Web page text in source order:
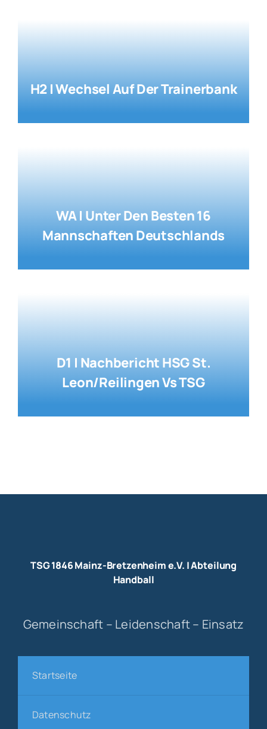
H2 | Wechsel Auf Der Trainerbank
WA | Unter Den Besten 16
Mannschaften Deutschlands
D1 | Nachbericht HSG St.
Leon/Reilingen Vs TSG
TSG 1846 Mainz-Bretzenheim e.V. | Abteilung
Handball
Gemeinschaft – Leidenschaft – Einsatz
Startseite
Datenschutz